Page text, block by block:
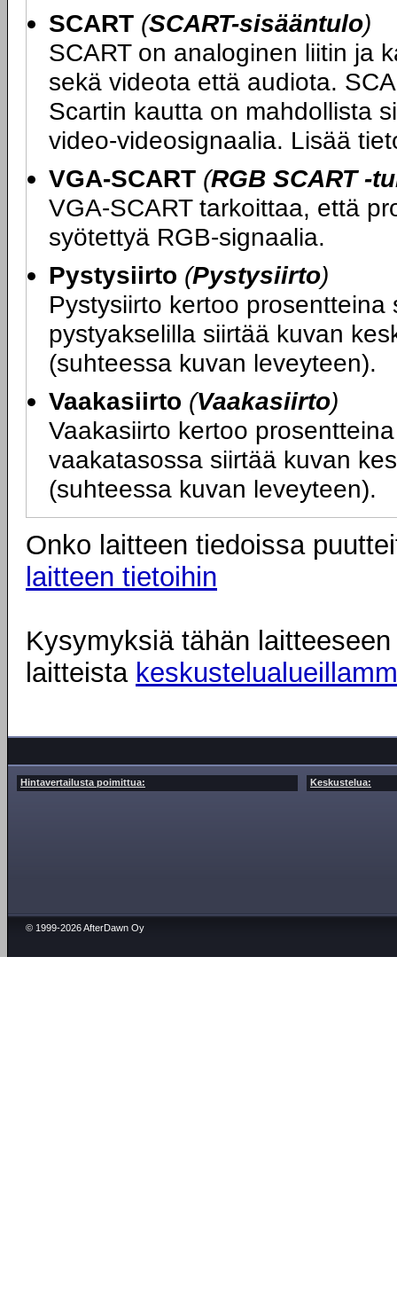
SCART (SCART-sisääntulo)
SCART on analoginen liitin ja
sekä videota että audiota.
Scartin kautta on mahdollista
video-videosignaalia. Lisää
VGA-SCART (RGB SCART -
VGA-SCART tarkoittaa, että
syötettyä RGB-signaalia.
Pystysiirto (Pystysiirto)
Pystysiirto kertoo
pystyakselilla siirtää kuvan
(suhteessa kuvan leveyteen).
Vaakasiirto (Vaakasiirto)
Vaakasiirto kertoo
vaakatasossa siirtää kuvan
(suhteessa kuvan leveyteen).
Onko laitteen tiedoissa
laitteen tietoihin
Kysymyksiä tähän
laitteista
Hintavertailusta poimittua: Keskustelua:
© 1999-2026 AfterDawn Oy